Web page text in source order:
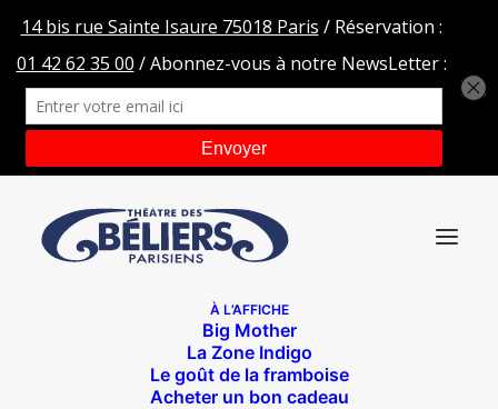
À L’AFFICHE
Big Mother
La Zone Indigo
Le goût de la framboise
Acheter un bon cadeau
RAPPORTEUSE
Les béliers en tournée RAPPORTEUSE